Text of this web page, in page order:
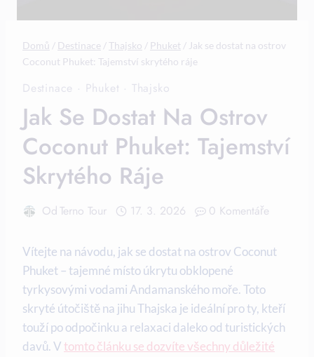
Domů / Destinace /Thajsko / Phuket / Jak se dostat na ostrov
Coconut Phuket: Tajemství skrytého ráje
Destinace · Phuket · Thajsko
Jak Se Dostat Na Ostrov
Coconut Phuket: Tajemství
Skrytého Ráje
OdTerno Tour 17. 3. 2026 0 Komentáře
Vítejte na návodu, jak se dostat na ostrov Coconut
Phuket – ⁤tajemné místo úkrytu obklopené
‌tyrkysovými ​vodami Andamanského moře. Toto
skryté útočiště na jihu‍ Thajska ‌je ideální pro ty, kteří
touží po odpočinku⁣ a relaxaci daleko od turistických
davů.​ V tomto článku se dozvíte všechny důležité